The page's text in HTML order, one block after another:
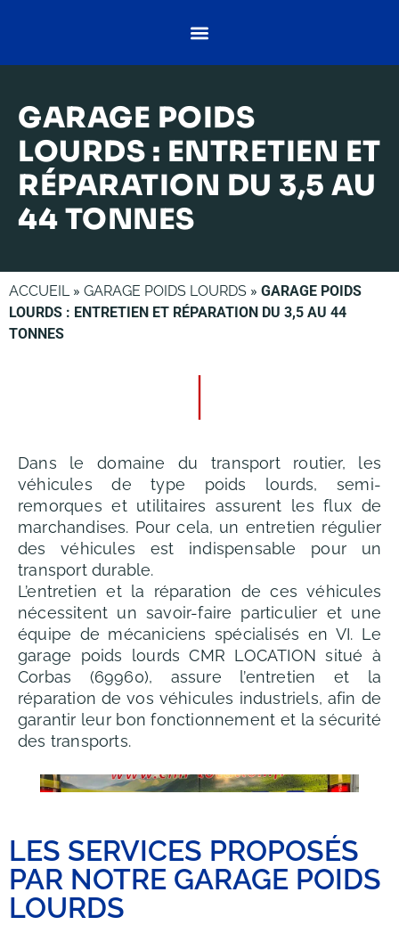
GARAGE POIDS
LOURDS : ENTRETIEN ET
RÉPARATION DU 3,5 AU
44 TONNES
ACCUEIL» GARAGE POIDS LOURDS » GARAGE POIDS
LOURDS : ENTRETIEN ET RÉPARATION DU 3,5 AU 44
TONNES
Dans le domaine du transport routier, les
véhicules de type poids lourds, semi-
remorques et utilitaires assurent les flux de
marchandises. Pour cela, un entretien régulier
des véhicules est indispensable pour un
transport durable.
L’entretien et la réparation de ces véhicules
nécessitent un savoir-faire particulier et une
équipe de mécaniciens spécialisés en VI. Le
garage poids lourds CMR LOCATION situé à
Corbas (69960), assure l’entretien et la
réparation de vos véhicules industriels, afin de
garantir leur bon fonctionnement et la sécurité
des transports.
LES SERVICES PROPOSÉS
PAR NOTRE GARAGE POIDS
LOURDS